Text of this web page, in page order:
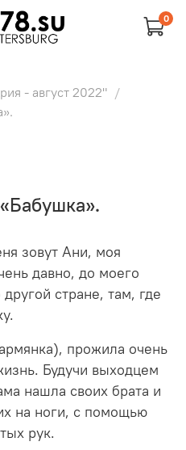
0
- август 2022"
зовут Ани, моя
давно, до моего
стране, там, где
прожила очень
Будучи выходцем
нашла своих брата и
на ноги, с помощью
рук.